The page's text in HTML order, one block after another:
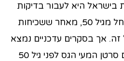
היא לעבור בדיקות
קולונוסקופיה סדירות החל מגיל 50, מאחר ששכיחות
אך בסקרים עדכניים נמצא
שמספר המאובחנים עם סרטן המעי הגס לפני גיל 50